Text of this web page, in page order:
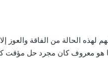
الحالة من الفاقة والعوز
هو معروف كان مجرد حل مؤقت